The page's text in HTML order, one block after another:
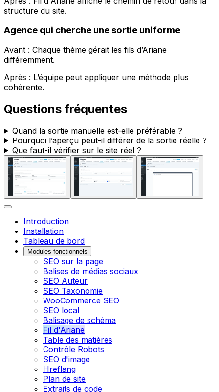
structure du site.
Agence qui cherche une sortie uniforme
Avant : Chaque thème gérait les fils d’Ariane
différemment.
Après : L’équipe peut appliquer une méthode plus
cohérente.
Questions fréquentes
Quand la sortie manuelle est-elle préférable ?
Pourquoi l’aperçu peut-il différer de la sortie réelle ?
Que faut-il vérifier sur le site réel ?
Introduction
Installation
Tableau de bord
Modules fonctionnels
SEO sur la page
Balises de médias sociaux
SEO Auteur
SEO Taxonomie
WooCommerce SEO
SEO local
Balisage de schéma
Fil d'Ariane
Table des matières
Contrôle Robots
SEO d'image
Hreflang
Plan de site
Extraits de code